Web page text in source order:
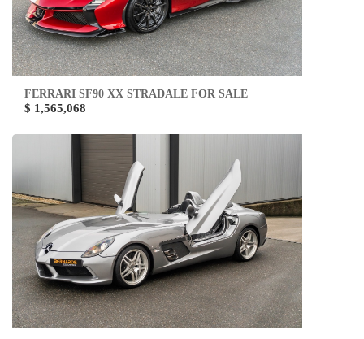
FERRARI SF90 XX STRADALE FOR SALE
$ 1,565,068